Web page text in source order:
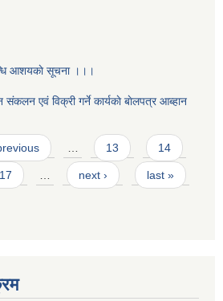
आशयकाे सूचना ।।।
संकलन एवं विक्री गर्ने कार्यकाे बाेलपत्र आब्हान
… 13 14
17 … next › last »